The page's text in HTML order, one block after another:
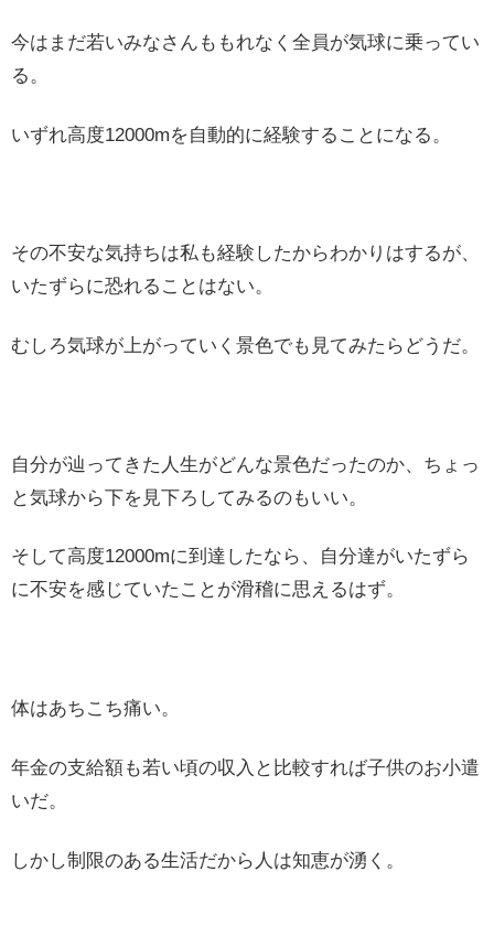
今はまだ若いみなさんももれなく全員が気球に乗ってい
る。
いずれ高度12000mを自動的に経験することになる。
その不安な気持ちは私も経験したからわかりはするが、
いたずらに恐れることはない。
むしろ気球が上がっていく景色でも見てみたらどうだ。
自分が辿ってきた人生がどんな景色だったのか、ちょっ
と気球から下を見下ろしてみるのもいい。
そして高度12000mに到達したなら、自分達がいたずら
に不安を感じていたことが滑稽に思えるはず。
体はあちこち痛い。
年金の支給額も若い頃の収入と比較すれば子供のお小遣
いだ。
しかし制限のある生活だから人は知恵が湧く。